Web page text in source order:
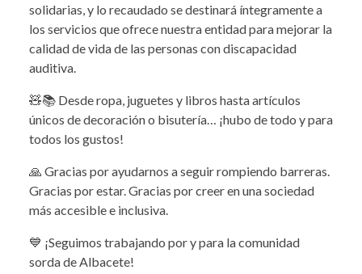
solidarias, y lo recaudado se destinará íntegramente a
los servicios que ofrece nuestra entidad para mejorar la
calidad de vida de las personas con discapacidad
auditiva.
🧸📚 Desde ropa, juguetes y libros hasta artículos
únicos de decoración o bisutería… ¡hubo de todo y para
todos los gustos!
🙏 Gracias por ayudarnos a seguir rompiendo barreras.
Gracias por estar. Gracias por creer en una sociedad
más accesible e inclusiva.
💙 ¡Seguimos trabajando por y para la comunidad
sorda de Albacete!